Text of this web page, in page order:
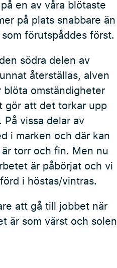
en av våra blötaste
på plats snabbare än
förutspåddes först.
södra delen av
återställas, alven
blöta omständigheter
gör att det torkar upp
vissa delar av
i marken och där kan
torr och fin. Men nu
är påbörjat och vi
i höstas/vintras.
att gå till jobbet när
är som värst och solen